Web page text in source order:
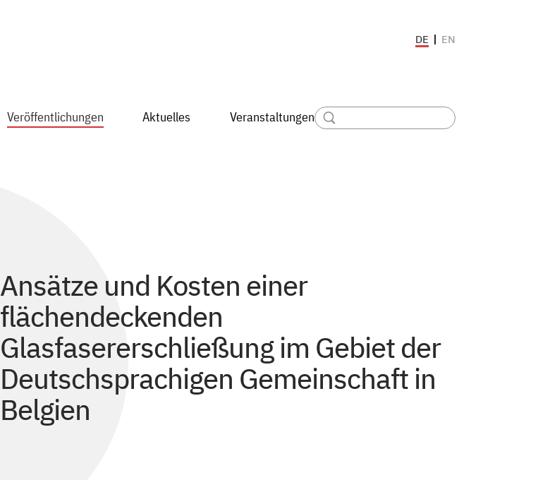
DE EN
Veröffentlichungen Aktuelles Veranstaltungen
Ansätze und Kosten einer
flächendeckenden
Glasfasererschließung im Gebiet der
Deutschsprachigen Gemeinschaft in
Belgien